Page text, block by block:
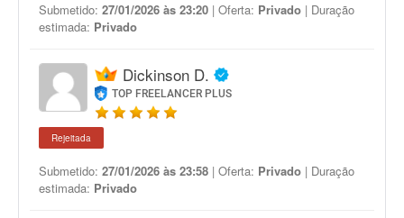
Submetido: 27/01/2026 às 23:20 | Oferta: Privado | Duração
estimada: Privado
Dickinson D.
TOP FREELANCER PLUS
Rejeitada
Submetido: 27/01/2026 às 23:58 | Oferta: Privado | Duração
estimada: Privado